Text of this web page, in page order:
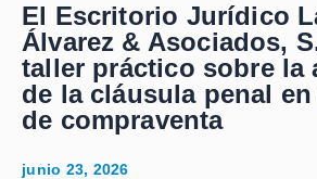
El Escritorio Jurídico
Álvarez & Asociados,
taller práctico sobre la
de la cláusula penal
de compraventa
junio 23, 2026